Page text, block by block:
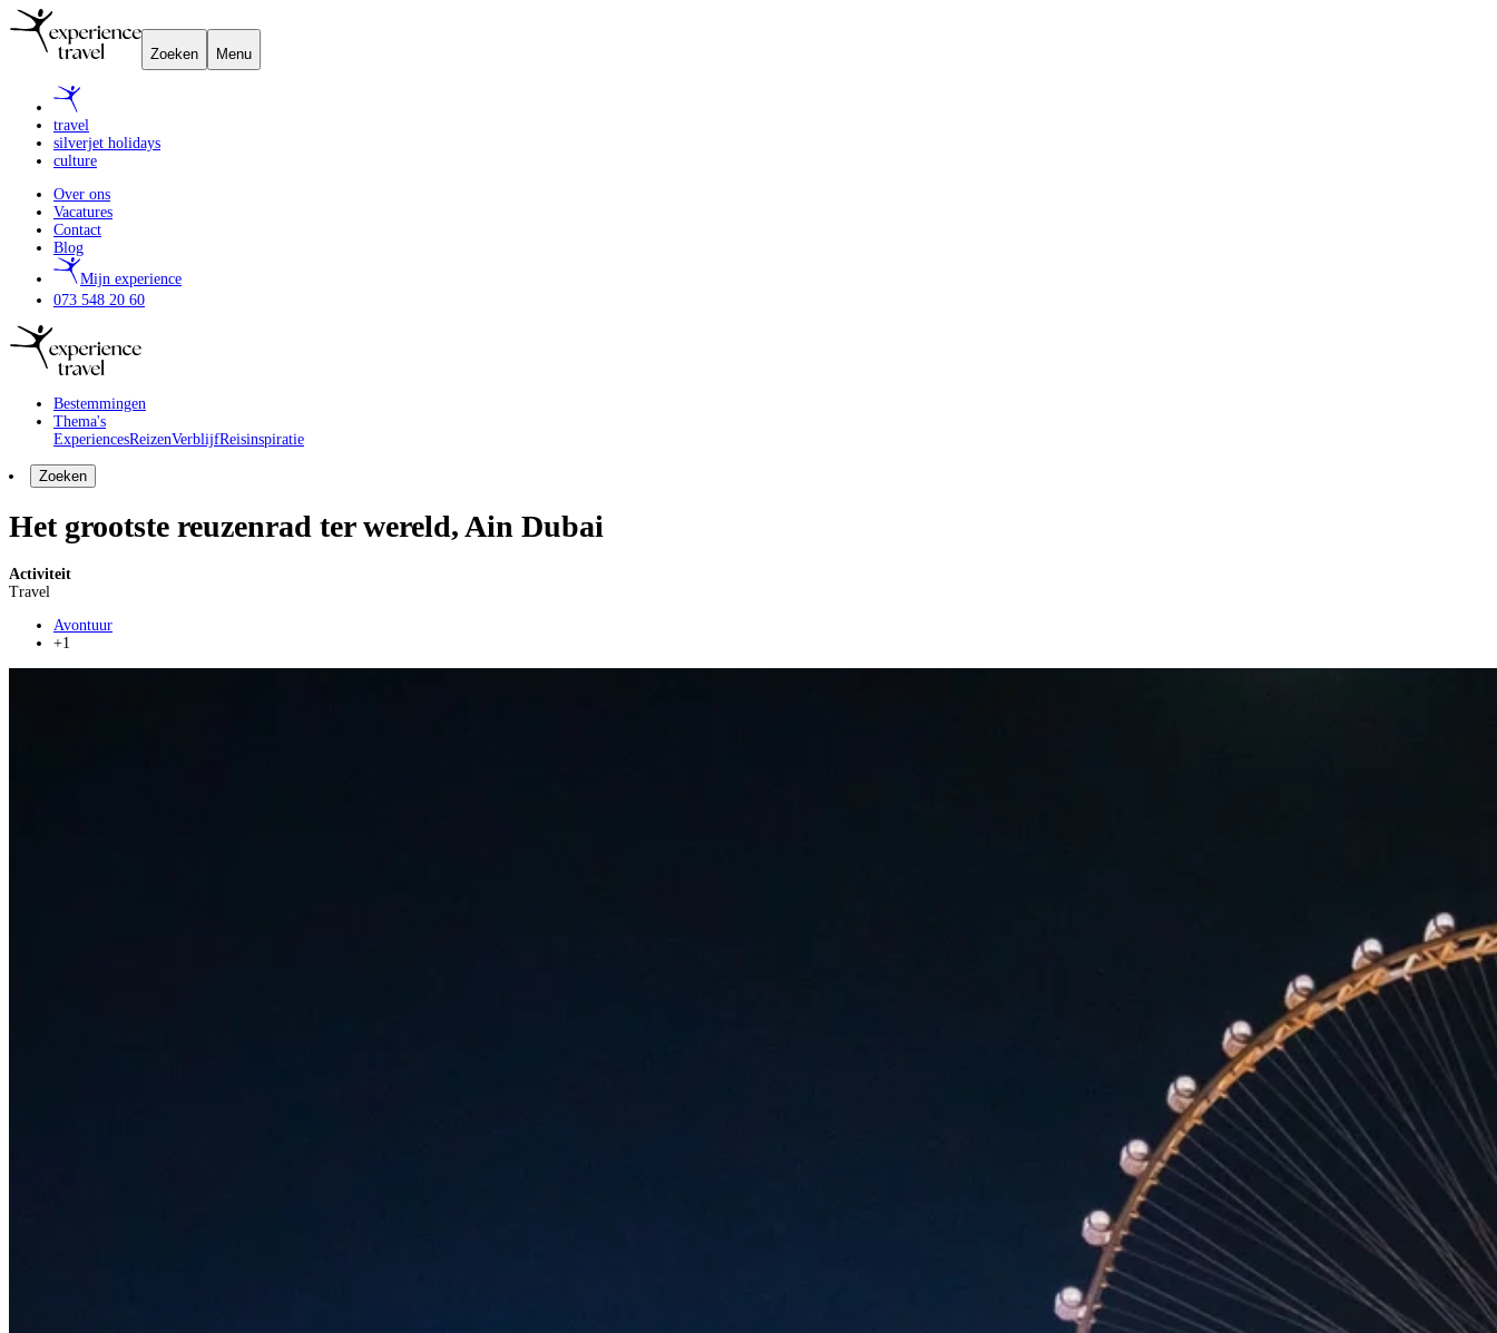
Zoeken Menu
travel
silverjet holidays
culture
Over ons
Vacatures
Contact
Blog
Mijn experience
073 548 20 60
Bestemmingen
Thema's
ExperiencesReizenVerblijfReisinspiratie
Zoeken
Het grootste reuzenrad ter wereld, Ain Dubai
Activiteit
Travel
Avontuur
+1